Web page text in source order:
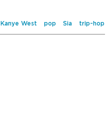
Kanye West pop Sia trip-hop